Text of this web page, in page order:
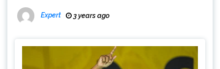
Expert 3 years ago